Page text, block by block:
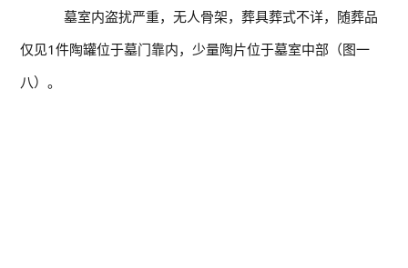
墓室内盗扰严重，无人骨架，葬具葬式不详，随葬品
仅见1件陶罐位于墓门靠内，少量陶片位于墓室中部（图一
八）。